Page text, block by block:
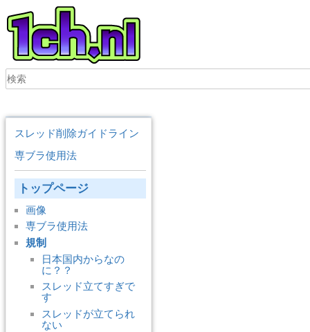
スレッド削除ガイドライン
専ブラ使用法
トップページ
画像
専ブラ使用法
規制
日本国内からなの
に？？
スレッド立てすぎで
す
スレッドが立てられ
ない